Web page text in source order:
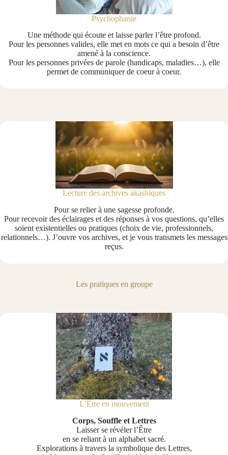
Psychophanie
Une méthode qui écoute et laisse parler l’être profond.
Pour les personnes valides, elle met en mots ce qui a besoin d’être
amené à la conscience.
Pour les personnes privées de parole (handicaps, maladies…), elle
permet de communiquer de coeur à coeur.
Lecture des archives akashiques
Pour se relier à une sagesse profonde.
Pour recevoir des éclairages et des réponses à vos questions, qu’elles
soient existentielles ou pratiques (choix de vie, professionnels,
relationnels…). J’ouvre vos archives, et je vous transmets les messages
reçus.
Les pratiques en groupe
L’Être en mouvement
Corps, Souffle et Lettres
Laisser se révéler l’Être
en se reliant à un alphabet sacré.
Explorations à travers la symbolique des Lettres,